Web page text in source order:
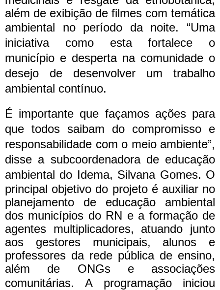
além de exibição de filmes com temática
ambiental no período da noite. “Uma
iniciativa como esta fortalece o
município e desperta na comunidade o
desejo de desenvolver um trabalho
ambiental contínuo.
É importante que façamos ações para
que todos saibam do compromisso e
responsabilidade com o meio ambiente”,
disse a subcoordenadora de educação
ambiental do Idema, Silvana Gomes. O
principal objetivo do projeto é auxiliar no
planejamento de educação ambiental
dos municípios do RN e a formação de
agentes multiplicadores, atuando junto
aos gestores municipais, alunos e
professores da rede pública de ensino,
além de ONGs e associações
comunitárias.A programação iniciou